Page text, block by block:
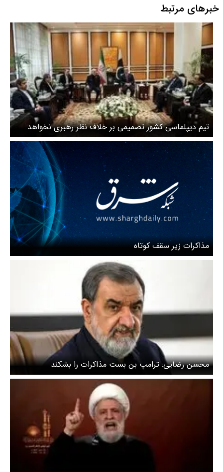
خبرهای مرتبط
تیم دیپلماسی کشور تصمیمی بر خلاف نظر رهبری نخواهد
گرفت
مذاکرات زیر سقف کوتاه
محسن رضایی: ترامپ بن بست مذاکرات را بشکند